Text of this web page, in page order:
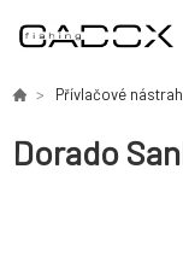
Přívlačové
Dorado